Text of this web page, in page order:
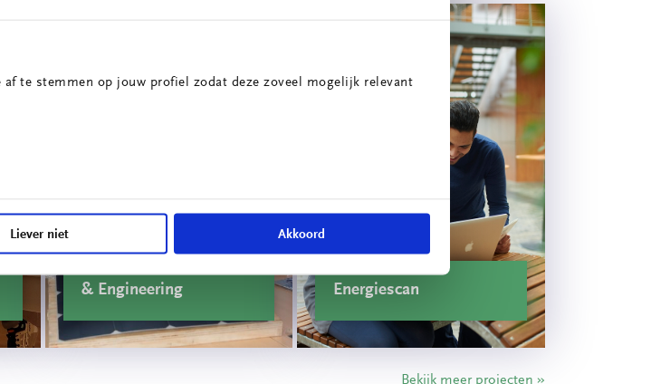
te stemmen op jouw profiel zodat deze zoveel mogelijk relevant
Liever niet Akkoord
& Engineering
Energiescan
Bekijk meer projecten